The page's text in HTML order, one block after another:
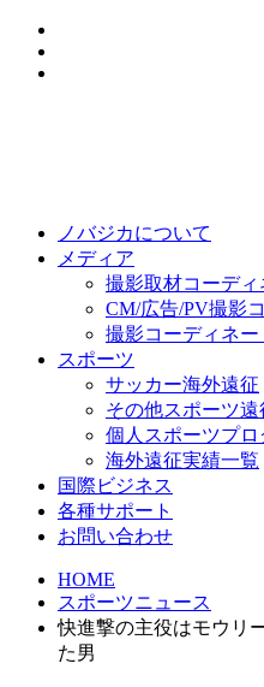
ノバジカについて
メディア
撮影取材コーディ
CM/広告/PV撮影
撮影コーディネー
スポーツ
サッカー海外遠征
その他スポーツ遠
個人スポーツプロ
海外遠征実績一覧
国際ビジネス
各種サポート
お問い合わせ
HOME
スポーツニュース
快進撃の主役はモウリ
た男